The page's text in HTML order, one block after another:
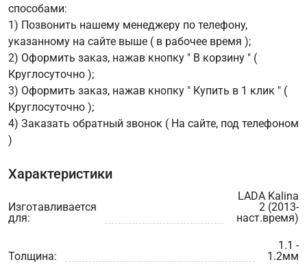
способами:
1) Позвонить нашему менеджеру по телефону,
указанному на сайте выше ( в рабочее время );
2) Оформить заказ, нажав кнопку " В корзину " (
Круглосуточно );
3) Оформить заказ, нажав кнопку " Купить в 1 клик " (
Круглосуточно );
4) Заказать обратный звонок ( На сайте, под телефоном
)
Характеристики
Изготавливается
для:
LADA Kalina
2 (2013-
наст.время)
Толщина:
1.1 -
1.2мм